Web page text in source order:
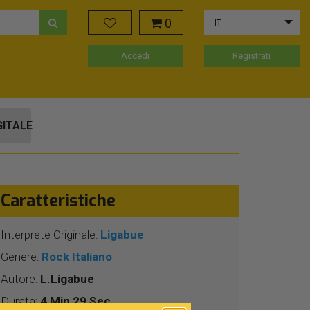
0 IT
Accedi Registrati
Caratteristiche
Interprete Originale: Ligabue
Genere: Rock Italiano
Autore: L.Ligabue
Durata:4 Min 29 Sec